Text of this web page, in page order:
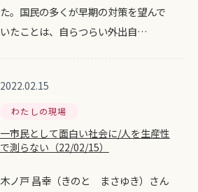
た。国民の多くが早期の対策を望んで
いたことは、自らつらい外出自…
2022.02.15
わたしの現場
一市民として面白い社会に/人を生産性
で測らない（22/02/15）
木ノ戸 昌幸（きのと まさゆき）さん